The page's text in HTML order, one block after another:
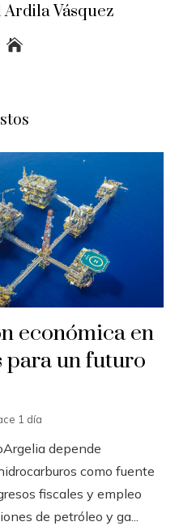
Vásquez
económica en
para un futuro
1 día
depende
como fuente
fiscales y empleo
de petróleo y ga...